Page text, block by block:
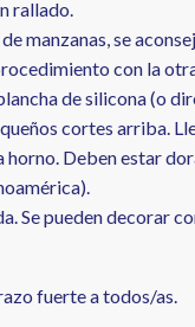
rallado.
manzanas, se
con la
de silicona (o
cortes arriba.
Deben estar
Se pueden decorar
fuerte a todos/as.